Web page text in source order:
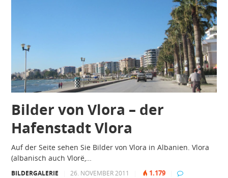
Bilder von Vlora – der
Hafenstadt Vlora
Auf der Seite sehen Sie Bilder von Vlora in Albanien. Vlora
(albanisch auch Vlorë,…
BILDERGALERIE 26. NOVEMBER 2011 1.179